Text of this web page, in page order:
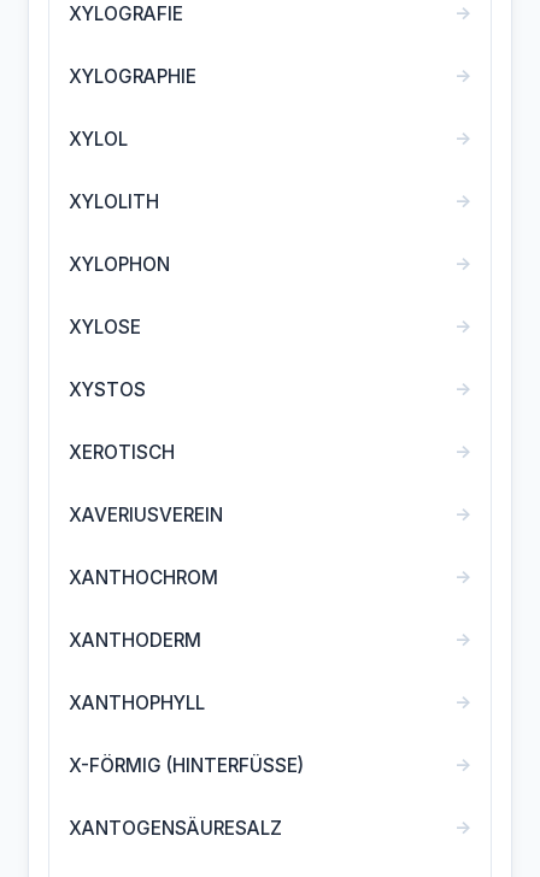
XYLOGRAFIE →
XYLOGRAPHIE →
XYLOL →
XYLOLITH →
XYLOPHON →
XYLOSE →
XYSTOS →
XEROTISCH →
XAVERIUSVEREIN →
XANTHOCHROM →
XANTHODERM →
XANTHOPHYLL →
X-FÖRMIG (HINTERFÜSSE) →
XANTOGENSÄURESALZ →